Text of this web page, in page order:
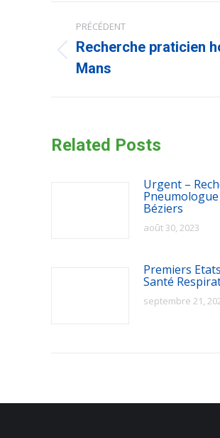
Navigation
article
PRÉCÉDENT
Article
précédent
Recherche praticien
Mans
Related Posts
Urgent –
Béziers
août 30, 2023
Premiers
Santé
septembre 21,